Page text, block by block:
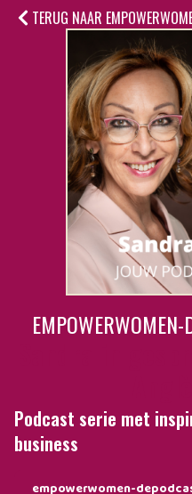
TERUG NAAR
Podcast serie met
business